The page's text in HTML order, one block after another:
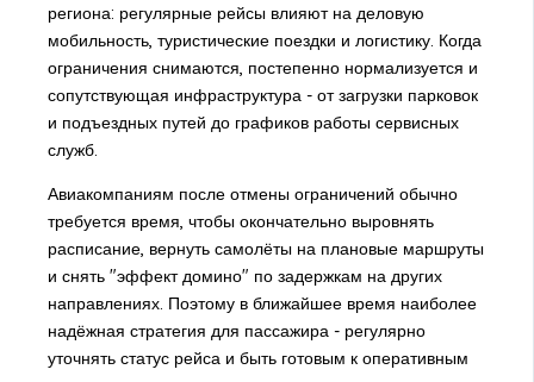
региона: регулярные рейсы влияют на деловую
мобильность, туристические поездки и логистику. Когда
ограничения снимаются, постепенно нормализуется и
сопутствующая инфраструктура - от загрузки парковок
и подъездных путей до графиков работы сервисных
служб.
Авиакомпаниям после отмены ограничений обычно
требуется время, чтобы окончательно выровнять
расписание, вернуть самолёты на плановые маршруты
и снять "эффект домино" по задержкам на других
направлениях. Поэтому в ближайшее время наиболее
надёжная стратегия для пассажира - регулярно
уточнять статус рейса и быть готовым к оперативным